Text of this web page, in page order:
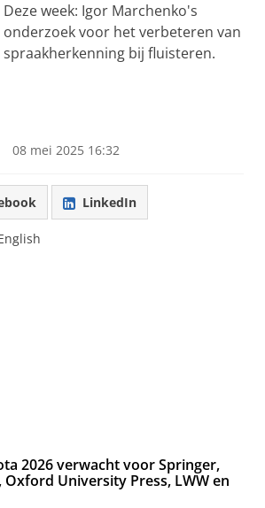
Deze week: Igor Marchenko's
onderzoek voor het verbeteren van
spraakherkenning bij fluisteren.
08 mei 2025 16:32
LinkedIn
2026 verwacht voor Springer,
Oxford University Press, LWW en